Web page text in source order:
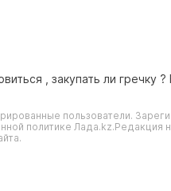
, закупать ли гречку
пользователи.
политике Лада.kz.Редакция